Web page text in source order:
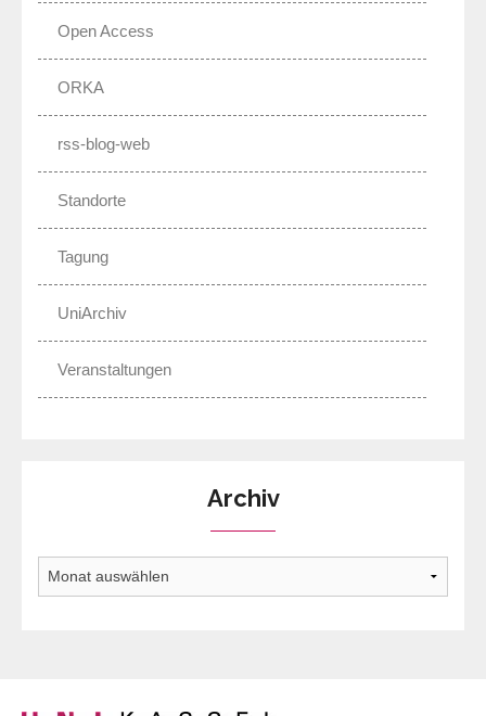
Open Access
ORKA
rss-blog-web
Standorte
Tagung
UniArchiv
Veranstaltungen
Archiv
Archiv